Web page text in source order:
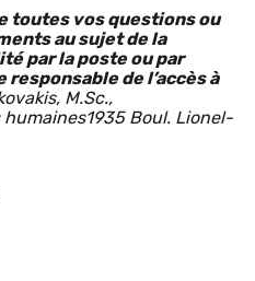
toutes vos questions ou
au sujet de la
par la poste ou par
de l’accès à
M.Sc.,
Boul. Lionel-